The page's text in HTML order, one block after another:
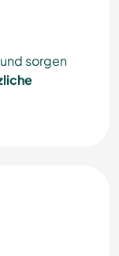
und sorgen